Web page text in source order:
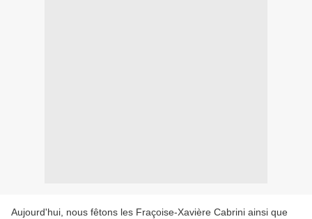
Aujourd'hui, nous fêtons les Fraçoise-Xavière Cabrini ainsi que